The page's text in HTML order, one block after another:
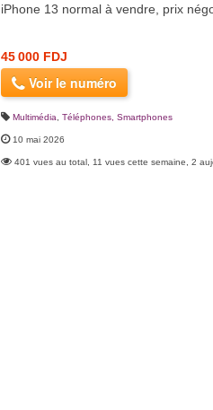
iPhone 13 normal à vendre, prix
45 000 FDJ
Voir le numéro
Multimédia Téléphones, Smartphones
10 mai 2026
401 vues au total, 11 vues cette semaine, 2